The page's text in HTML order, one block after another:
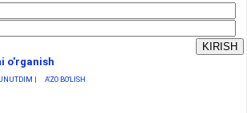
o'rganish
| A'ZO BO'LISH